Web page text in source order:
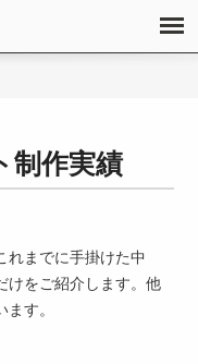
制作実績
れまでに手掛けた中
けをご紹介します。他
す。